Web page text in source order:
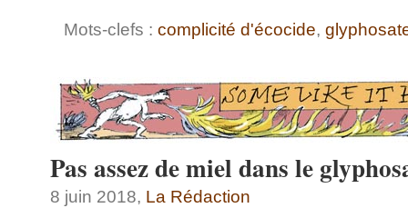
Mots-clefs : complicité d'écocide,
Pas assez de miel dans le
8 juin 2018, La Rédaction